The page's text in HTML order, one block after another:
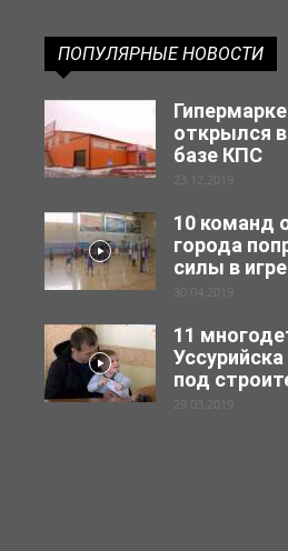
ПОПУЛЯРНЫЕ НОВОСТИ
открылся в
базе КПС
23.12.2019
10 команд
города
силы в
30.04.2019
11
под
29.03.2019